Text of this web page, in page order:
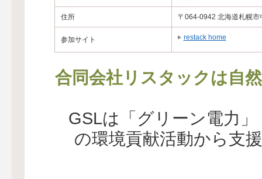
住所 〒064-0942 北海道札幌市
参加サイト restack home
合同会社リスタックは自
GSLは「グリーン電力
の環境貢献活動から支